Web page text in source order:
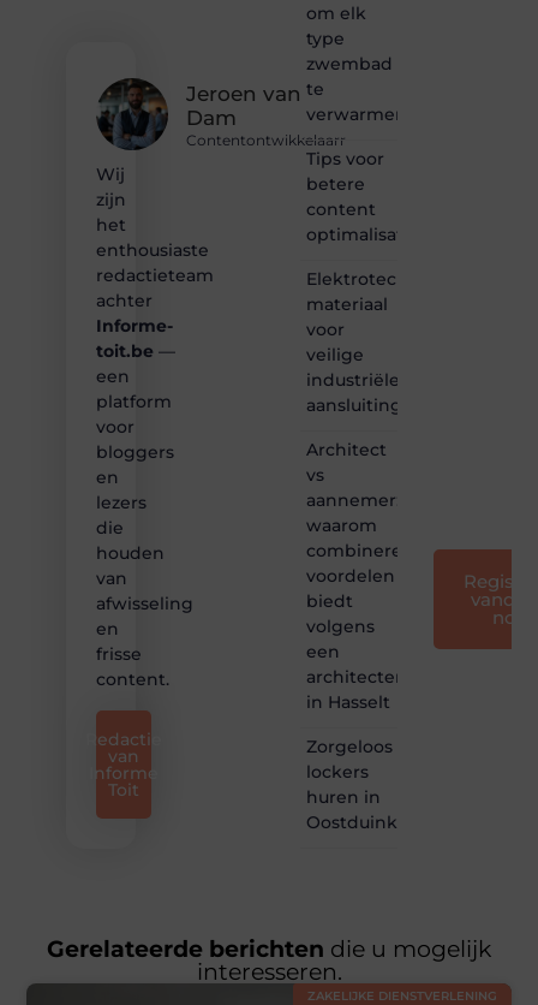
Jeroen van
Dam
Contentontwikkelaarr
Wij
zijn
het
enthousiaste
redactieteam
achter
Informe-
toit.be —
een
platform
voor
bloggers
en
lezers
die
houden
van
afwisseling
en
frisse
content.
Redactie
van
Informe
Toit
om elk
type
zwembad
te
verwarmen?
Tips voor
betere
content
optimalisatie
Elektrotechnisch
materiaal
voor
veilige
industriële
aansluitingen
Architect
vs
aannemer:
waarom
combineren
voordelen
biedt
volgens
een
architectenbureau
in Hasselt
Zorgeloos
lockers
huren in
Oostduinkerke
nog
Gerelateerde berichten die u mogelijk
interesseren.
ZAKELIJKE DIENSTVERLENING